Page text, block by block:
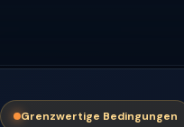
Grenzwertige Bedingungen